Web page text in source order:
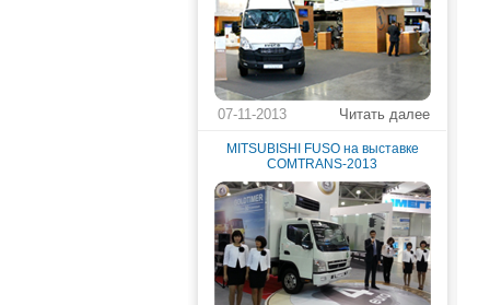
Читать далее
07-11-2013
MITSUBISHI FUSO на выставке
COMTRANS-2013